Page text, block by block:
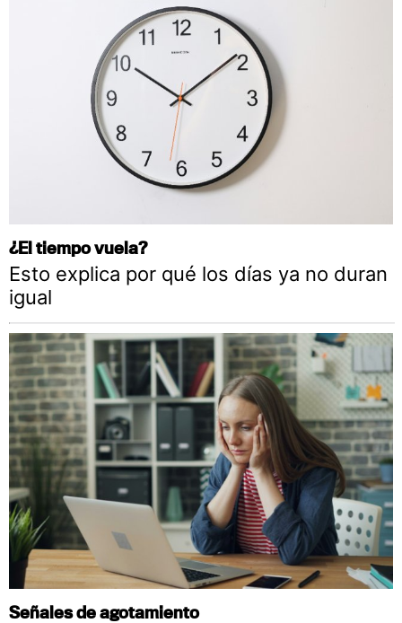
¿El tiempo vuela?
Esto explica por qué los días ya no duran
igual
Señales de agotamiento